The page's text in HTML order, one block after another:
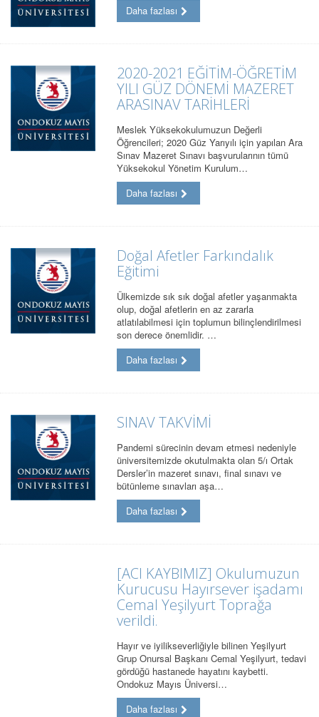
Daha fazlası
2020-2021 EĞİTİM-ÖĞRETİM
YILI GÜZ DÖNEMİ MAZERET
ARASINAV TARİHLERİ
Meslek Yüksekokulumuzun Değerli
Öğrencileri; 2020 Güz Yarıyılı için yapılan Ara
Sınav Mazeret Sınavı başvurularının tümü
Yüksekokul Yönetim Kurulum…
Daha fazlası
Doğal Afetler Farkındalık
Eğitimi
Ülkemizde sık sık doğal afetler yaşanmakta
olup, doğal afetlerin en az zararla
atlatılabilmesi için toplumun bilinçlendirilmesi
son derece önemlidir. …
Daha fazlası
SINAV TAKVİMİ
Pandemi sürecinin devam etmesi nedeniyle
üniversitemizde okutulmakta olan 5/ı Ortak
Dersler’in mazeret sınavı, final sınavı ve
bütünleme sınavları aşa…
Daha fazlası
[ACI KAYBIMIZ] Okulumuzun
Kurucusu Hayırsever işadamı
Cemal Yeşilyurt Toprağa
verildi.
Hayır ve iyilikseverliğiyle bilinen Yeşilyurt
Grup Onursal Başkanı Cemal Yeşilyurt, tedavi
gördüğü hastanede hayatını kaybetti.
Ondokuz Mayıs Üniversi…
Daha fazlası